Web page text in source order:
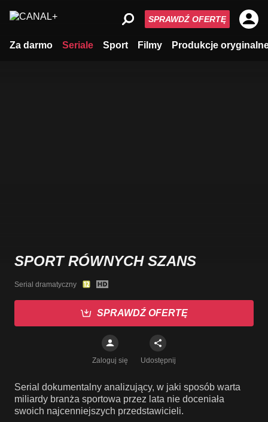
Za darmo Seriale Sport Filmy Produkcje
SPRAWDŹ OFERTĘ
SPORT RÓWNYCH SZANS
Serial dramatyczny
SPRAWDŹ OFERTĘ
Zaloguj się Udostępnij
Serial dokumentalny analizujący, w jaki sposób warta
miliardy branża sportowa przez lata nie doceniała
swoich najcenniejszych przedstawicieli.